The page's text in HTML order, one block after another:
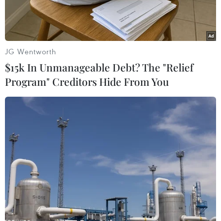
Chất thải y tế được phân loại chi tiết theo màu túi nylon như:
chất thải thông thường (màu xanh), chất thải lây nhiễm (màu
vàng), chất thải tái chế (màu trắng). (Ảnh: Thành Đạt/TTXVN)
Để xử lý kịp thời chất thải y tế phát sinh trước
tình hình dịch COVID-19 diễn biến phức tạp,
JG Wentworth
$15k In Unmanageable Debt? The "Relief
Program" Creditors Hide From You